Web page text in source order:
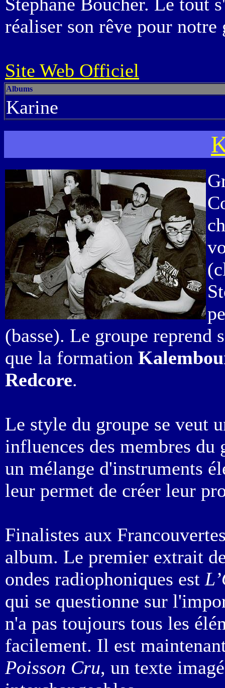
réaliser son rêve pour notre
Site Web Officiel
Albums
Karine
(basse). Le groupe reprend
que la formation
Redcore.
Le style du groupe se veut
influences des membres
un mélange d'instruments
leur permet de créer leur
Finalistes aux
album. Le premier extrait
ondes radiophoniques est L’
qui se questionne sur
n'a pas toujours tous les
facilement. Il est
Poisson Cru, un texte